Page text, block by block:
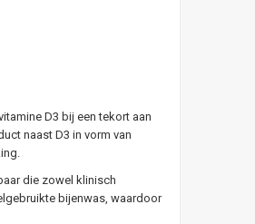
D3 bij een tekort aan
naast D3 in vorm van
die zowel klinisch
bijenwas, waardoor